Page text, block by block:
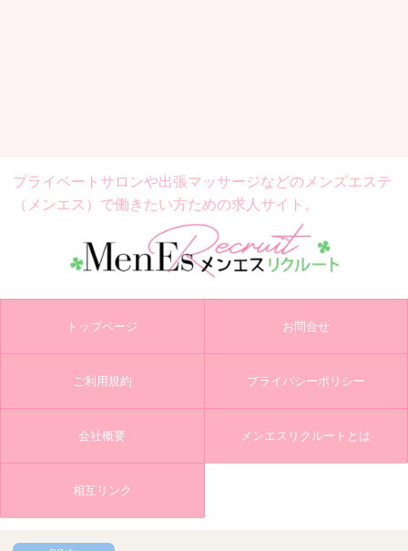
プライベートサロンや出張マッサージなどの メンズエステ
（メンエス）で働きたい方ための求人サイト。
トップページ お問合せ
ご利用規約 プライバシーポリシー
会社概要 メンエスリクルートとは
相互リンク